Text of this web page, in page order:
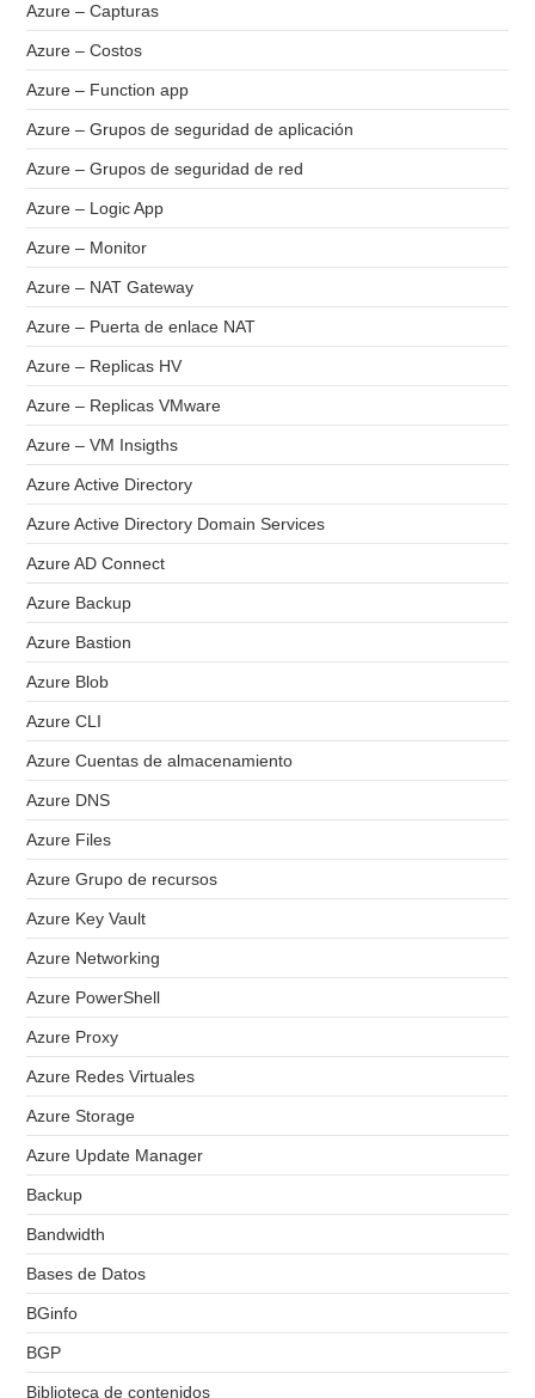
Azure – Capturas
Azure – Costos
Azure – Function app
Azure – Grupos de seguridad de aplicación
Azure – Grupos de seguridad de red
Azure – Logic App
Azure – Monitor
Azure – NAT Gateway
Azure – Puerta de enlace NAT
Azure – Replicas HV
Azure – Replicas VMware
Azure – VM Insigths
Azure Active Directory
Azure Active Directory Domain Services
Azure AD Connect
Azure Backup
Azure Bastion
Azure Blob
Azure CLI
Azure Cuentas de almacenamiento
Azure DNS
Azure Files
Azure Grupo de recursos
Azure Key Vault
Azure Networking
Azure PowerShell
Azure Proxy
Azure Redes Virtuales
Azure Storage
Azure Update Manager
Backup
Bandwidth
Bases de Datos
BGinfo
BGP
Biblioteca de contenidos